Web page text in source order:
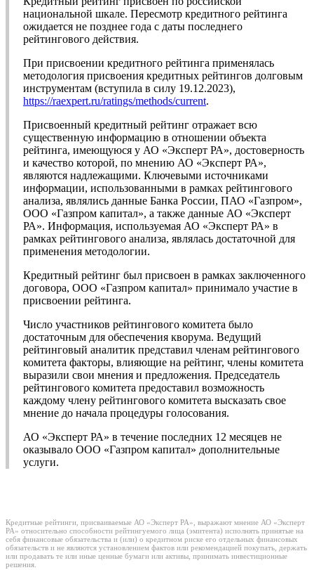
национальной шкале. Пересмотр кредитного рейтинга
ожидается не позднее года с даты последнего
рейтингового действия.
При присвоении кредитного рейтинга применялась
методология присвоения кредитных рейтингов долговым
инструментам (вступила в силу 19.12.2023),
https://raexpert.ru/ratings/methods/current.
Присвоенный кредитный рейтинг отражает всю
существенную информацию в отношении объекта
рейтинга, имеющуюся у АО «Эксперт РА», достоверность
и качество которой, по мнению АО «Эксперт РА»,
являются надлежащими. Ключевыми источниками
информации, использованными в рамках рейтингового
анализа, являлись данные Банка России, ПАО «Газпром»,
ООО «Газпром капитал», а также данные АО «Эксперт
РА». Информация, используемая АО «Эксперт РА» в
рамках рейтингового анализа, являлась достаточной для
применения методологии.
Кредитный рейтинг был присвоен в рамках заключенного
договора, ООО «Газпром капитал» принимало участие в
присвоении рейтинга.
Число участников рейтингового комитета было
достаточным для обеспечения кворума. Ведущий
рейтинговый аналитик представил членам рейтингового
комитета факторы, влияющие на рейтинг, члены комитета
выразили свои мнения и предложения. Председатель
рейтингового комитета предоставил возможность
каждому члену рейтингового комитета высказать свое
мнение до начала процедуры голосования.
АО «Эксперт РА» в течение последних 12 месяцев не
оказывало ООО «Газпром капитал» дополнительные
услуги.
Кредитные рейтинги, присваиваемые АО «Эксперт РА», выражают мнение АО «Эксперт
РА» относительно способности рейтингуемого лица (эмитента) исполнять принятые на
себя финансовые обязательства и (или) о кредитном риске его отдельных финансовых
обязательств и не являются установлением фактов или рекомендацией покупать, держать
или продавать те или иные ценные бумаги или активы, принимать инвестиционные
решения.